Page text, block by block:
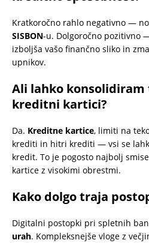
Kratkoročno rahlo negativno —
SISBON-u. Dolgoročno pozitivno
izboljša vašo finančno sliko in
upnikov.
Ali lahko konsolidiram
kreditni kartici?
Da. Kreditne kartice, limiti na
krediti in hitri krediti — vsi se
kredit. To je pogosto najbolj
kartice z visokimi obrestmi.
Kako dolgo traja
Digitalni postopki pri spletnih
urah. Kompleksnejše vloge z